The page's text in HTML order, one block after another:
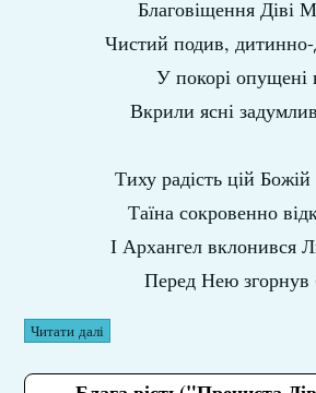
Благовіщення Діві
Чистий подив, дитинно-
У покорі опущені
Вкрили ясні
Тиху радість цій
Таїна сокровенно
І Архангел вклонився
Перед Нею згорнув
Читати далі